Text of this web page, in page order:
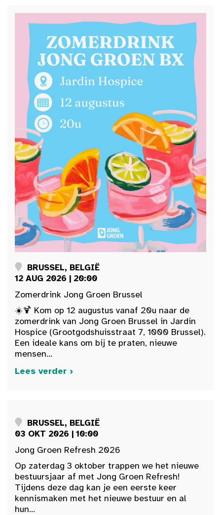
BRUSSEL, BELGIË
12 AUG 2026 | 20:00
Zomerdrink Jong Groen Brussel
☀️🍹 Kom op 12 augustus vanaf 20u naar de
zomerdrink van Jong Groen Brussel in Jardin
Hospice (Grootgodshuisstraat 7, 1000 Brussel).
Een ideale kans om bij te praten, nieuwe
mensen...
Lees verder ›
BRUSSEL, BELGIË
03 OKT 2026 | 10:00
Jong Groen Refresh 2026
Op zaterdag 3 oktober trappen we het nieuwe
bestuursjaar af met Jong Groen Refresh!
Tijdens deze dag kan je een eerste keer
kennismaken met het nieuwe bestuur en al
hun...